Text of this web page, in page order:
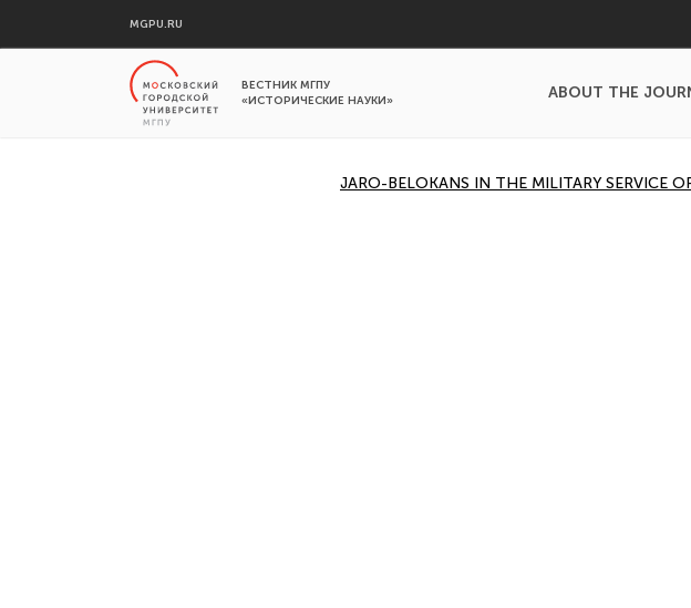
MGPU.RU
ВЕСТНИК МГПУ
«ИСТОРИЧЕСКИЕ НАУКИ»
ABOUT THE
JARO-BELOKANS IN THE MILITARY SERVICE